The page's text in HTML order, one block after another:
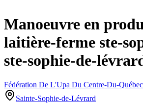
Manoeuvre en
laitière-ferme ste-
ste-sophie-de-
Fédération De L'Upa Du Centre-Du-Québec
Sainte-Sophie-de-Lévrard